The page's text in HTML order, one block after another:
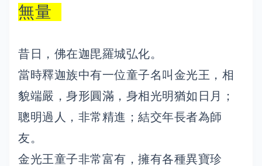
無量
昔日，佛在迦毘羅城弘化。
當時釋迦族中有一位童子名叫金光王，相
貌端嚴，身形圓滿，身相光明猶如日月；
聰明過人，非常精進；結交年長者為師
友。
金光王童子非常富有，擁有各種異寶珍